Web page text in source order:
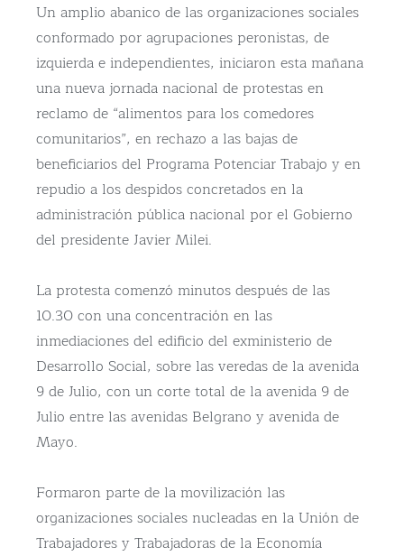
Un amplio abanico de las organizaciones sociales
conformado por agrupaciones peronistas, de
izquierda e independientes, iniciaron esta mañana
una nueva jornada nacional de protestas en
reclamo de “alimentos para los comedores
comunitarios”, en rechazo a las bajas de
beneficiarios del Programa Potenciar Trabajo y en
repudio a los despidos concretados en la
administración pública nacional por el Gobierno
del presidente Javier Milei.
La protesta comenzó minutos después de las
10.30 con una concentración en las
inmediaciones del edificio del exministerio de
Desarrollo Social, sobre las veredas de la avenida
9 de Julio, con un corte total de la avenida 9 de
Julio entre las avenidas Belgrano y avenida de
Mayo.
Formaron parte de la movilización las
organizaciones sociales nucleadas en la Unión de
Trabajadores y Trabajadoras de la Economía